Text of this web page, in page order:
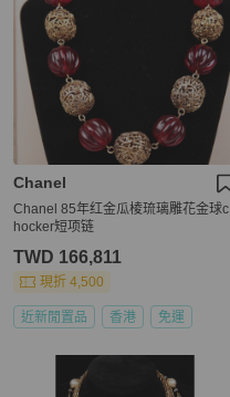
Chanel
Chanel 85年红金瓜棱琉璃雕花金球c
hocker短项链
TWD 166,811
現折 4,500
近新閒置品 香港 免運